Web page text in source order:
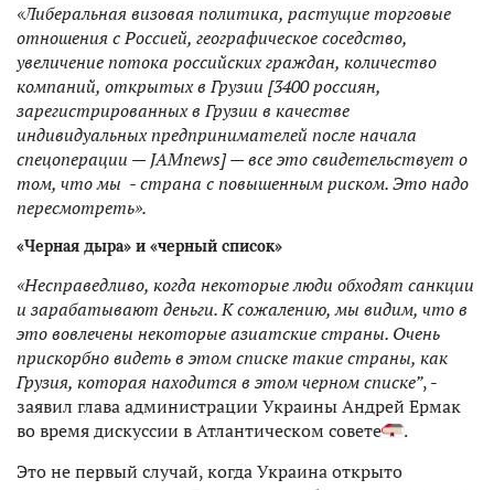
«Либеральная визовая политика, растущие торговые
отношения с Россией, географическое соседство,
увеличение потока российских граждан, количество
компаний, открытых в Грузии [3400 россиян,
зарегистрированных в Грузии в качестве
индивидуальных предпринимателей после начала
спецоперации — JAMnews] — все это свидетельствует о
том, что мы - страна с повышенным риском. Это надо
пересмотреть».
«Черная дыра» и «черный список»
«Несправедливо, когда некоторые люди обходят санкции
и зарабатывают деньги. К сожалению, мы видим, что в
это вовлечены некоторые азиатские страны. Очень
прискорбно видеть в этом списке такие страны, как
Грузия, которая находится в этом черном списке”, -
заявил глава администрации Украины Андрей Ермак
во время дискуссии в Атлантическом совете
.
Это не первый случай, когда Украина открыто